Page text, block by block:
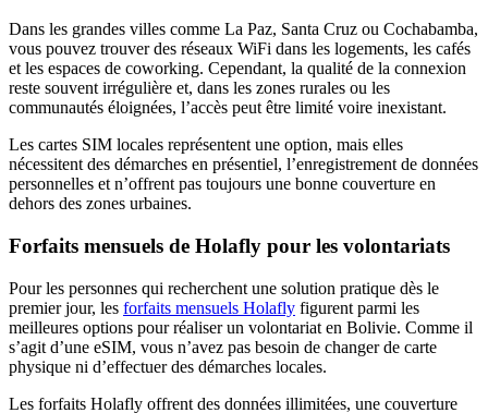
Dans les grandes villes comme La Paz, Santa Cruz ou Cochabamba,
vous pouvez trouver des réseaux WiFi dans les logements, les cafés
et les espaces de coworking. Cependant, la qualité de la connexion
reste souvent irrégulière et, dans les zones rurales ou les
communautés éloignées, l’accès peut être limité voire inexistant.
Les cartes SIM locales représentent une option, mais elles
nécessitent des démarches en présentiel, l’enregistrement de données
personnelles et n’offrent pas toujours une bonne couverture en
dehors des zones urbaines.
Forfaits mensuels de Holafly pour les volontariats
Pour les personnes qui recherchent une solution pratique dès le
premier jour, les forfaits mensuels Holafly figurent parmi les
meilleures options pour réaliser un volontariat en Bolivie. Comme il
s’agit d’une eSIM, vous n’avez pas besoin de changer de carte
physique ni d’effectuer des démarches locales.
Les forfaits Holafly offrent des données illimitées, une couverture